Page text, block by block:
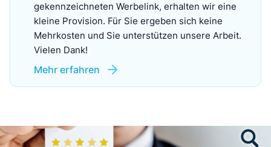
gekennzeichneten Werbelink, erhalten wir eine
kleine Provision. Für Sie ergeben sich keine
Mehrkosten und Sie unterstützen unsere Arbeit.
Vielen Dank!
Mehr erfahren